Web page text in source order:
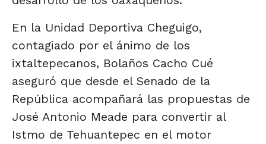
En la Unidad Deportiva Cheguigo,
contagiado por el ánimo de los
ixtaltepecanos, Bolaños Cacho Cué
aseguró que desde el Senado de la
República acompañará las propuestas de
José Antonio Meade para convertir al
Istmo de Tehuantepec en el motor